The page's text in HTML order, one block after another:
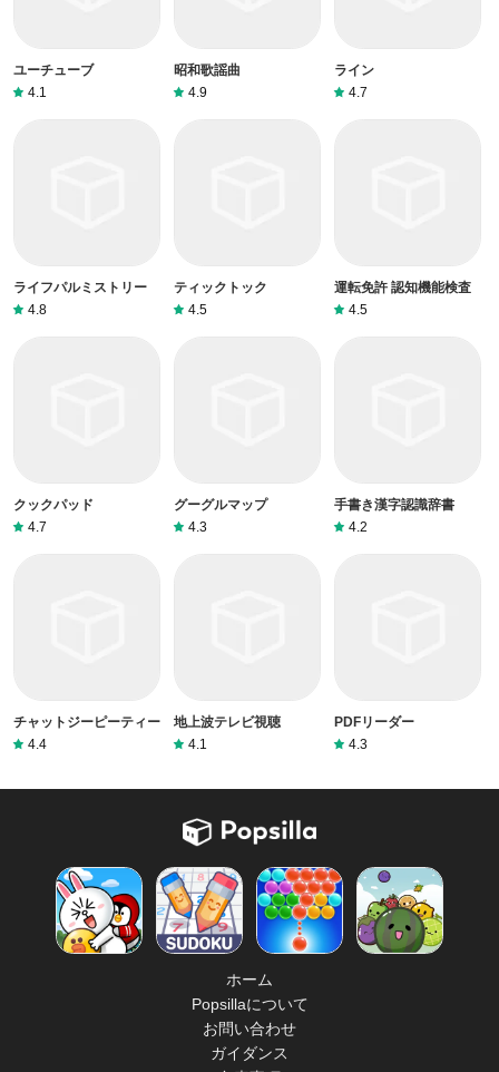
ユーチューブ
4.1
昭和歌謡曲
4.9
ライン
4.7
ライフパルミストリー
4.8
ティックトック
4.5
運転免許 認知機能検査
4.5
クックパッド
4.7
グーグルマップ
4.3
手書き漢字認識辞書
4.2
チャットジーピーティー
4.4
地上波テレビ視聴
4.1
PDFリーダー
4.3
ホーム
Popsillaについて
お問い合わせ
ガイダンス